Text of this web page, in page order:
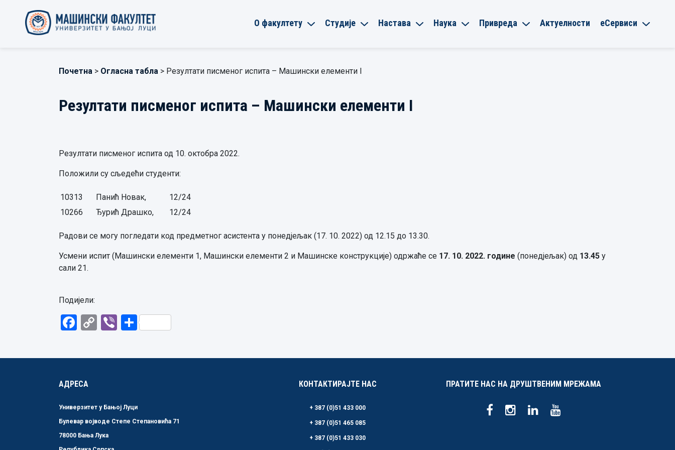
О факултету Студије Настава Наука Привреда Актуелности еСервиси
Почетна > Огласна табла > Резултати писменог испита – Машински елементи I
Резултати писменог испита – Машински елементи I
Резултати писменог испита од 10. октобра 2022.
Положили су сљедећи студенти:
10313 Панић Новак,
12/24
10266
Ђурић Драшко, 12/24
Радови се могу погледати код предметног асистента у понедјељак (17. 10. 2022) од 12.15 до 13.30.
Усмени испит (Машински елементи 1, Машински елементи 2 и Машинске конструкције) одржаће се 17. 10. 2022. године (понедјељак) од 13.45 у
сали 21.
Подијели:
Facebook
CopyViberShare
АДРЕСА
Универзитет у Бањој Луци
Булевар војводе Степе Степановића 71
78000 Бања Лука
КОНТАКТИРАЈТЕ НАС
+ 387 (0)51 433 000
+ 387 (0)51 465 085
+ 387 (0)51 433 030
ПРАТИТЕ НАС НА ДРУШТВЕНИМ МРЕЖАМА